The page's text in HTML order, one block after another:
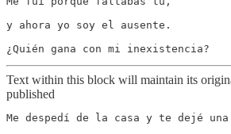
y ahora yo soy el ausente.
Text within this block will maintain its
published
Me despedí de la casa y te dejé